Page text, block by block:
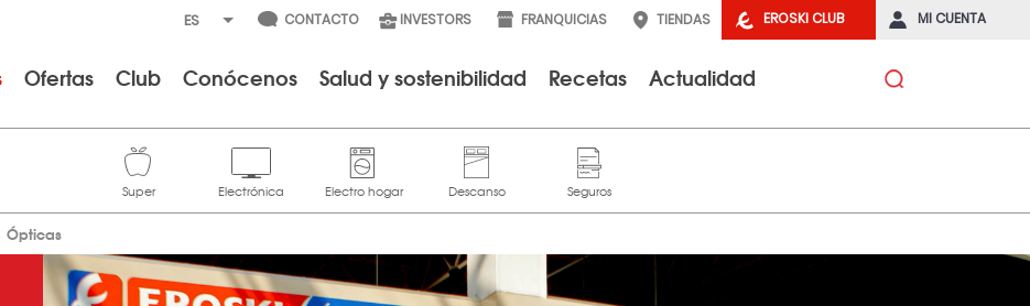
EROSKI CLUB MI CUENTA
CONTACTO INVESTORS FRANQUICIAS TIENDAS
Ofertas Club Conócenos Salud y sostenibilidad Recetas Actualidad
Ópticas